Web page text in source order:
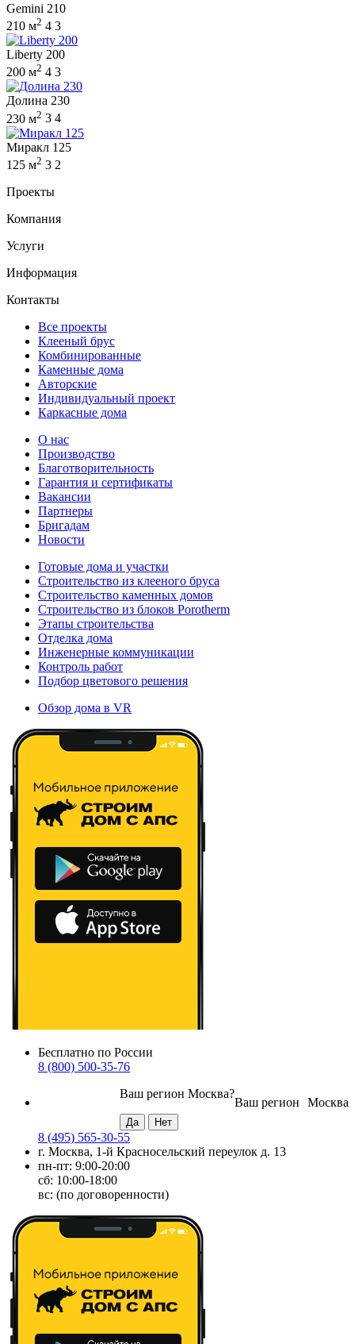
Gemini 210
210 м2 4 3
Liberty 200
200 м2 4 3
Долина 230
230 м2 3 4
Миракл 125
125 м2 3 2
Проекты
Компания
Услуги
Информация
Контакты
Все проекты
Клееный брус
Комбинированные
Каменные дома
Авторские
Индивидуальный проект
Каркасные дома
О нас
Производство
Благотворительность
Гарантия и сертификаты
Вакансии
Партнеры
Бригадам
Новости
Готовые дома и участки
Строительство из клееного бруса
Строительство каменных домов
Строительство из блоков Porotherm
Этапы строительства
Отделка дома
Инженерные коммуникации
Контроль работ
Подбор цветового решения
Обзор дома в VR
Бесплатно по России
8 (800) 500-35-76
Москва
Ваш регион
Ваш регион Москва?
8 (495) 565-30-55
г. Москва, 1-й Красносельский переулок д. 13
пн-пт: 9:00-20:00
сб: 10:00-18:00
вс: (по договоренности)